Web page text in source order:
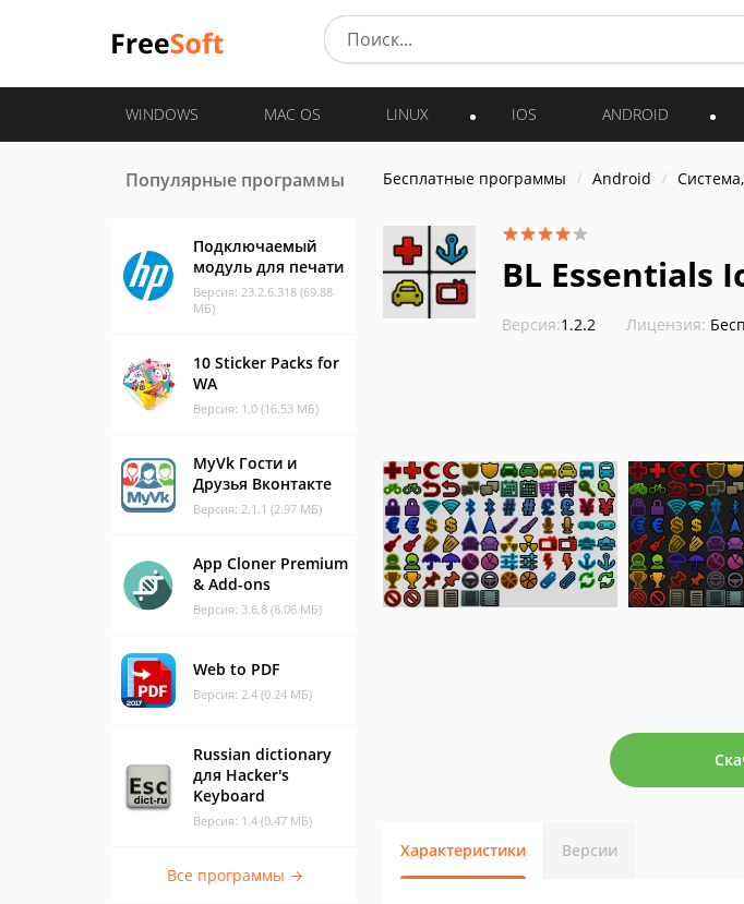
WINDOWS MAC OS LINUX IOS ANDROID
Популярные программы
Подключаемый
модуль для печати
Версия: 23.2.6.318 (69.88
МБ)
10 Sticker Packs for
WA
Версия: 1.0 (16.53 МБ)
MyVk Гости и
Друзья Вконтакте
Версия: 2.1.1 (2.97 МБ)
App Cloner Premium
& Add-ons
Версия: 3.6.8 (8.06 МБ)
Web to PDF
Версия: 2.4 (0.24 МБ)
Russian dictionary
для Hacker's
Keyboard
Версия: 1.4 (0.47 МБ)
Все программы →
Бесплатные программы Android
BL Essentials
Версия:1.2.2 Лицензия:
Характеристики Версии